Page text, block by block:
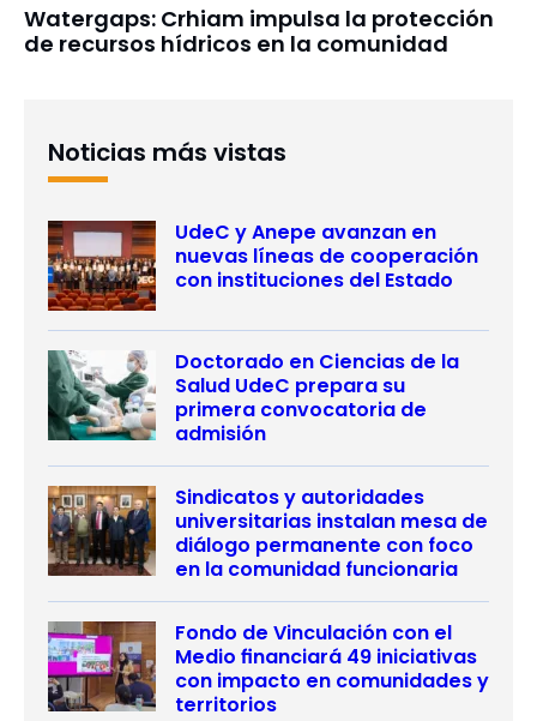
Watergaps: Crhiam impulsa la protección
de recursos hídricos en la comunidad
Noticias más vistas
UdeC y Anepe avanzan en
nuevas líneas de cooperación
con instituciones del Estado
Doctorado en Ciencias de la
Salud UdeC prepara su
primera convocatoria de
admisión
Sindicatos y autoridades
universitarias instalan mesa de
diálogo permanente con foco
en la comunidad funcionaria
Fondo de Vinculación con el
Medio financiará 49 iniciativas
con impacto en comunidades y
territorios